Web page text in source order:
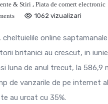
& Stiri , Piata de comert electronic
1062 vizualizari
cheltuielile online saptamanale
britanici au crescut, in
luna de anul trecut, la 586,9
de vanzarile de pe internet
au urcat cu 35%.